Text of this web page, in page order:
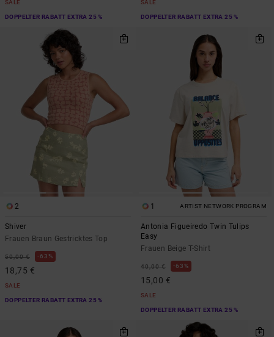
SALE
DOPPELTER RABATT EXTRA 25 %
SALE
DOPPELTER RABATT EXTRA 25 %
2
Shiver
Frauen Braun Gestricktes Top
50,00 € 63%
18,75 €
SALE
DOPPELTER RABATT EXTRA 25 %
1 ARTIST NETWORK PROGRAM
Antonia Figueiredo Twin Tulips
Easy
Frauen Beige T-Shirt
40,00 € 63%
15,00 €
SALE
DOPPELTER RABATT EXTRA 25 %